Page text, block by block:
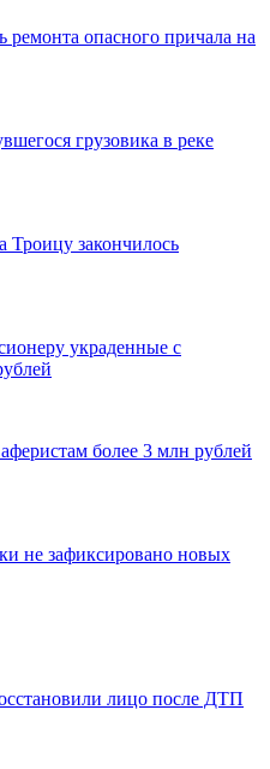
ремонта опасного причала на
грузовика в реке
Троицу закончилось
украденные с
более 3 млн рублей
не зафиксировано новых
лицо после ДТП